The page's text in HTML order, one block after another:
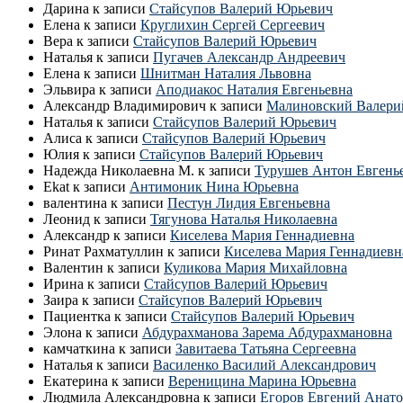
Дарина к записи Стайсупов Валерий Юрьевич
Елена к записи Круглихин Сергей Сергеевич
Вера к записи Стайсупов Валерий Юрьевич
Наталья к записи Пугачев Александр Андреевич
Елена к записи Шнитман Наталия Львовна
Эльвира к записи Аподиакос Наталия Евгеньевна
Александр Владимирович к записи Малиновский
Наталья к записи Стайсупов Валерий Юрьевич
Алиса к записи Стайсупов Валерий Юрьевич
Юлия к записи Стайсупов Валерий Юрьевич
Надежда Николаевна М. к записи Турушев Антон
Ekat к записи Антимоник Нина Юрьевна
валентина к записи Пестун Лидия Евгеньевна
Леонид к записи Тягунова Наталья Николаевна
Александр к записи Киселева Мария Геннадиевна
Ринат Рахматуллин к записи Киселева Мария
Валентин к записи Куликова Мария Михайловна
Ирина к записи Стайсупов Валерий Юрьевич
Заира к записи Стайсупов Валерий Юрьевич
Пациентка к записи Стайсупов Валерий Юрьевич
Элона к записи Абдурахманова Зарема Абдурахмановна
камчаткина к записи Завитаева Татьяна Сергеевна
Наталья к записи Василенко Василий Александрович
Екатерина к записи Вереницина Марина Юрьевна
Людмила Александровна к записи Егоров Евгений